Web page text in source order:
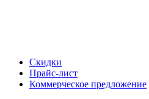
Скидки
Прайс-лист
Коммерческое предложение